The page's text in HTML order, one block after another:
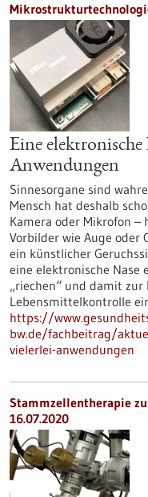
Eine
Anwendungen
Sinnesorgane sind
Mensch hat deshalb
Kamera oder Mikrofon
Vorbilder wie Auge oder
ein künstlicher
eine elektronische Nase
„riechen“ und damit
Lebensmittelkontrolle
https://
bw.de/fachbeitrag/
vielerlei-anwendungen
Stammzellentherapie
16.07.2020